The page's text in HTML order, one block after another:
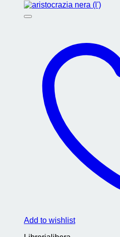
Add to wishlist